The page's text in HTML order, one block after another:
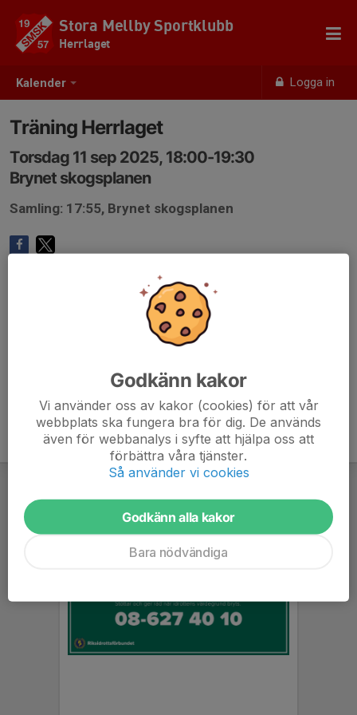
Kalender Logga in
Stora Mellby Sportklubb
Herrlaget
Träning Herrlaget
Torsdag 11 sep 2025, 18:00-19:30
Brynet skogsplanen
Samling: 17:55, Brynet skogsplanen
Godkänn kakor
Vi använder oss av kakor (cookies) för att vår
webbplats ska fungera bra för dig. De används
även för webbanalys i syfte att hjälpa oss att
förbättra våra tjänster.
Så använder vi cookies
Godkänn alla kakor
Bara nödvändiga